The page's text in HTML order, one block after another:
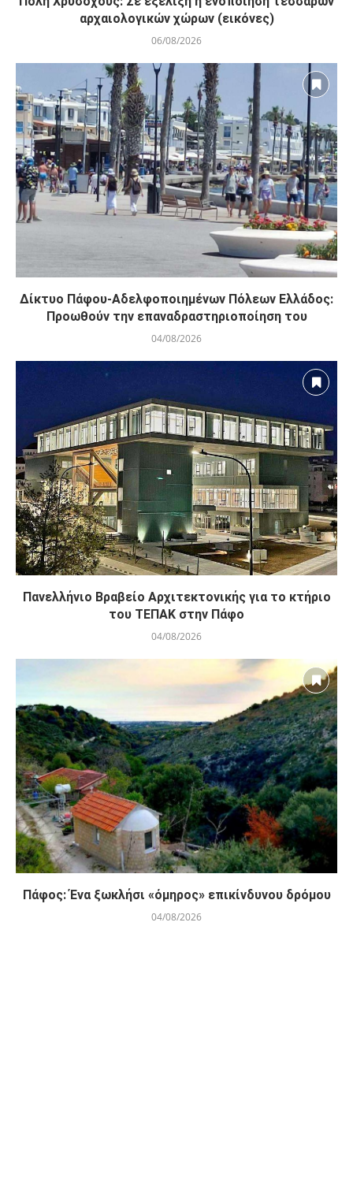
αρχαιολογικών χώρων (εικόνες)
06/08/2026
Δίκτυο Πάφου-Αδελφοποιημένων Πόλεων Ελλάδος:
Προωθούν την επαναδραστηριοποίηση του
04/08/2026
Πανελλήνιο Βραβείο Αρχιτεκτονικής για το κτήριο
του ΤΕΠΑΚ στην Πάφο
04/08/2026
Πάφος: Ένα ξωκλήσι «όμηρος» επικίνδυνου δρόμου
04/08/2026